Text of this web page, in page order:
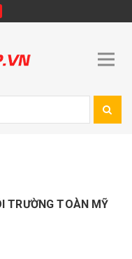
TRƯỜNG TOÀN MỸ